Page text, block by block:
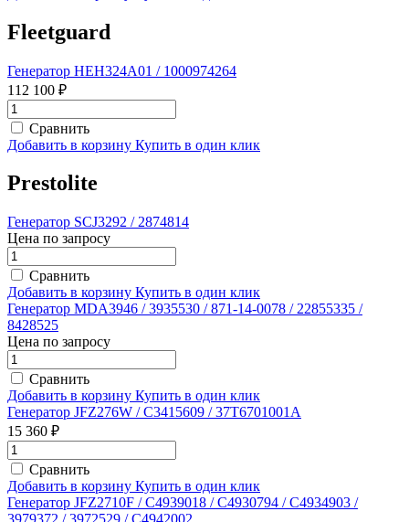
Fleetguard
Генератор HEH324A01 / 1000974264
112 100 ₽
Сравнить
Добавить в корзину Купить в один клик
Prestolite
Генератор SCJ3292 / 2874814
Цена по запросу
Сравнить
Добавить в корзину Купить в один клик
Генератор MDA3946 / 3935530 / 871-14-0078 / 22855335 /
8428525
Цена по запросу
Сравнить
Добавить в корзину Купить в один клик
Генератор JFZ276W / C3415609 / 37T6701001A
15 360 ₽
Сравнить
Добавить в корзину Купить в один клик
Генератор JFZ2710F / C4939018 / C4930794 / C4934903 /